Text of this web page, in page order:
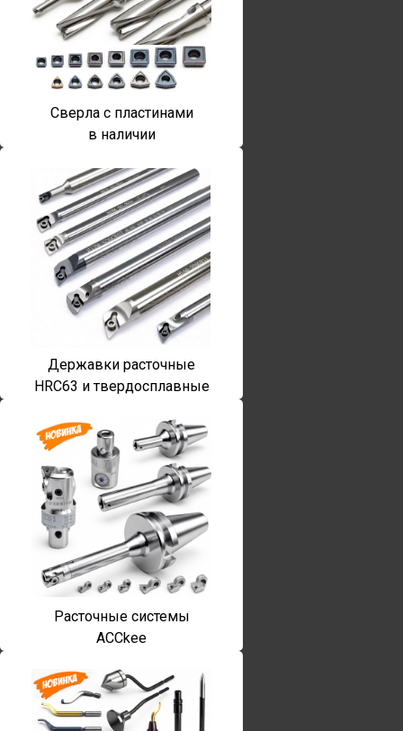
Сверла с пластинами
в наличии
Державки расточные
HRC63 и твердосплавные
Расточные системы
ACCkee